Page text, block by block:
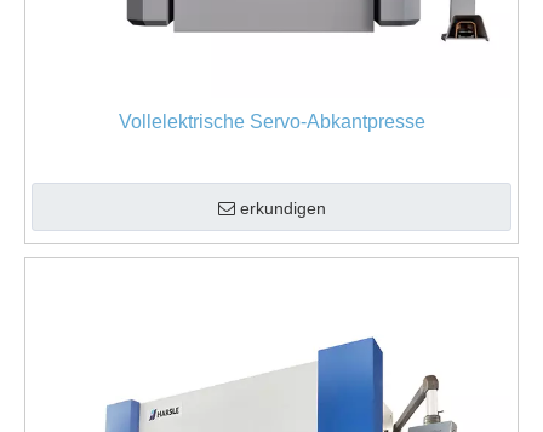
Vollelektrische Servo-Abkantpresse
erkundigen